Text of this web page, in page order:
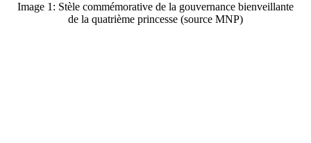
Image 1: Stèle commémorative de la gouvernance bienveillante
de la quatrième princesse (source MNP)